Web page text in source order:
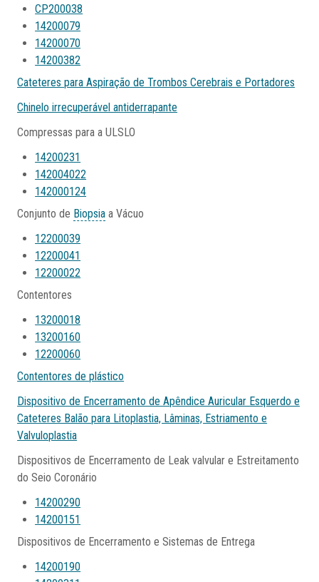
CP200038
14200079
14200070
14200382
Cateteres para Aspiração de Trombos Cerebrais e Portadores
Chinelo irrecuperável antiderrapante
Compressas para a ULSLO
14200231
142004022
142000124
Conjunto de Biopsia a Vácuo
12200039
12200041
12200022
Contentores
13200018
13200160
12200060
Contentores de plástico
Dispositivo de Encerramento de Apêndice Auricular Esquerdo e
Cateteres Balão para Litoplastia, Lâminas, Estriamento e
Valvuloplastia
Dispositivos de Encerramento de Leak valvular e Estreitamento
do Seio Coronário
14200290
14200151
Dispositivos de Encerramento e Sistemas de Entrega
14200190